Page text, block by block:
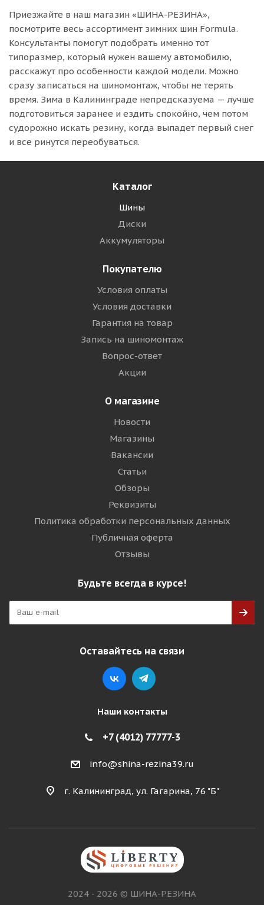
Приезжайте в наш магазин «ШИНА-РЕЗИНА»,
посмотрите весь ассортимент зимних шин Formula.
Консультанты помогут подобрать именно тот
типоразмер, который нужен вашему автомобилю,
расскажут про особенности каждой модели. Можно
сразу записаться на шиномонтаж, чтобы не терять
время. Зима в Калининграде непредсказуема — лучше
подготовиться заранее и ездить спокойно, чем потом
судорожно искать резину, когда выпадет первый снег
и все ринутся переобуваться.
Каталог
Шины
Диски
Аккумуляторы
Покупателю
Условия оплаты
Условия доставки
Гарантия на товар
Запись на шиномонтаж
Вопрос-ответ
Акции
О магазине
Новости
Магазины
Вакансии
Статьи
Обзоры
Реквизиты
Политика обработки персональных данных
Публичная оферта
Отзывы
Будьте всегда в курсе!
Оставайтесь на связи
Наши контакты
+7 (4012) 77777-3
info@shina-rezina39.ru
г. Калининград, ул. Гагарина, 76 "Б"
2024 - 2026 © ШИНА-РЕЗИНА